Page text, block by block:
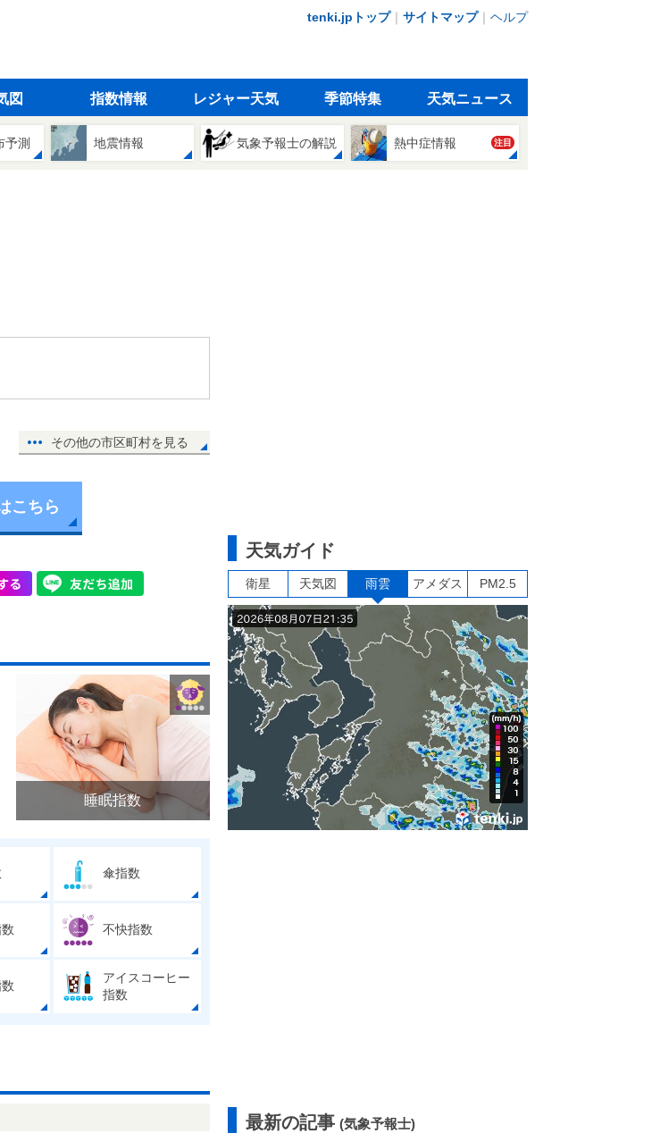
tenki.jpトップ｜ サイトマップ｜ ヘルプ
図 指数情報 レジャー天気 季節特集 天気ニュース
予測 地震情報 気象予報士の解説 熱中症情報 注目
その他の市区町村を見る
こちら
睡眠指数
傘指数
不快指数
アイスコーヒー
指数
天気ガイド
衛星 天気図 雨雲 アメダス PM2.5
最新の記事 (気象予報士)